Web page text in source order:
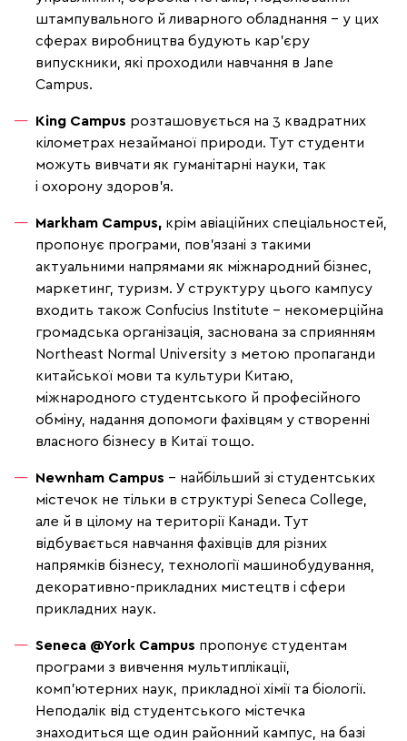
штампувального й ливарного обладнання – у цих
сферах виробництва будують кар'єру
випускники, які проходили навчання в Jane
Campus.
King Campus розташовується на 3 квадратних
кілометрах незайманої природи. Тут студенти
можуть вивчати як гуманітарні науки, так
і охорону здоров'я.
Markham Campus, крім авіаційних спеціальностей,
пропонує програми, пов'язані з такими
актуальними напрямами як міжнародний бізнес,
маркетинг, туризм. У структуру цього кампусу
входить також Confucius Institute – некомерційна
громадська організація, заснована за сприянням
Northeast Normal University з метою пропаганди
китайської мови та культури Китаю,
міжнародного студентського й професійного
обміну, надання допомоги фахівцям у створенні
власного бізнесу в Китаї тощо.
Newnham Campus – найбільший зі студентських
містечок не тільки в структурі Seneca College,
але й в цілому на території Канади. Тут
відбувається навчання фахівців для різних
напрямків бізнесу, технології машинобудування,
декоративно-прикладних мистецтв і сфери
прикладних наук.
Seneca @York Campus пропонує студентам
програми з вивчення мультиплікації,
комп'ютерних наук, прикладної хімії та біології.
Неподалік від студентського містечка
знаходиться ще один районний кампус, на базі